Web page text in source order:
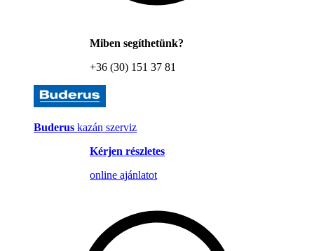
Miben segíthetünk?
+36 (30) 151 37 81
Buderus kazán szerviz
Kérjen részletes
online ajánlatot